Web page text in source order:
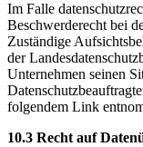
Im Falle
Beschwerderecht bei
Zuständige
der
Unternehmen seinen
folgendem Link
10.3 Recht auf